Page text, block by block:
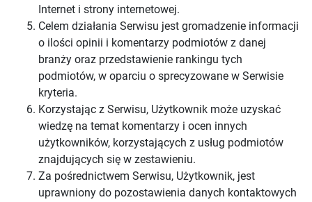
Internet i strony internetowej.
Celem działania Serwisu jest gromadzenie informacji
o ilości opinii i komentarzy podmiotów z danej
branży oraz przedstawienie rankingu tych
podmiotów, w oparciu o sprecyzowane w Serwisie
kryteria.
Korzystając z Serwisu, Użytkownik może uzyskać
wiedzę na temat komentarzy i ocen innych
użytkowników, korzystających z usług podmiotów
znajdujących się w zestawieniu.
Za pośrednictwem Serwisu, Użytkownik, jest
uprawniony do pozostawienia danych kontaktowych